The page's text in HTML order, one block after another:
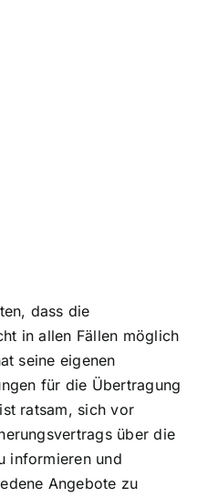
dass die
in allen Fällen möglich
seine eigenen
für die Übertragung
ratsam, sich vor
über die
informieren und
Angebote zu